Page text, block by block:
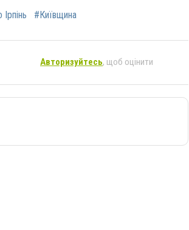
Ірпінь #Київщина
Авторизуйтесь, щоб оцінити